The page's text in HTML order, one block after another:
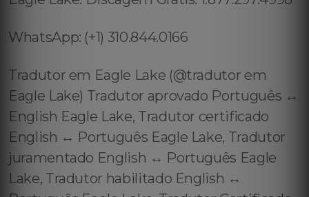
WhatsApp: (+1) 310.844.0166
Tradutor em Eagle Lake (@tradutor em
Eagle Lake) Tradutor aprovado Português ↔️
English Eagle Lake, Tradutor certificado
English ↔️ Português Eagle Lake, Tradutor
juramentado English ↔️ Português Eagle
Lake, Tradutor habilitado English ↔️